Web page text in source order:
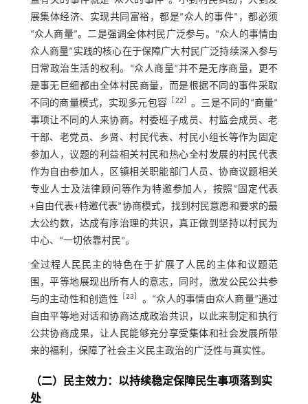
展集体经济、实现共同富裕，都是“众人的事件”，都必须
“众人商量”。二是强调全体村民广泛参与。“众人的事情由
众人商量”实践的核心在于保障广大村民广泛持续深入参与
日常政治生活的权利。“众人商量”并不是无序商量，更不
是事无巨细都由全体村民商量，而是根据不同的事件采取
不同的商量模式，实现多元包容
22
。三是不同的“商量”
事项让不同的人来协商。村委班子成员、村监会成员、老
干部、老党员、乡贤、村民代表、村民小组长等作为固定
参加人，议题的利益相关村民和热心全村发展的村民代表
作为自由参加人，区镇相关职能部门人员、协商议题相关
专业人士及法律顾问等作为特邀参加人，按照“固定代表
+自由代表+特邀代表”协商模式，找到村民意愿和要求的最
大公约数，达成有序治理的共识，真正做到坚持以村民为
中心、“一切依靠村民”。
全过程人民民主的特色在于扩展了人民的主体和议题范
围，平等地展现出所有人的意志，同时，激发公民公共参
与的主动性和创造性 ［23
。“众人的事情由众人商量”通过
自由平等地对话和协商达成政治共识，以此来制定和执行
公共协商成果，让人民能够充分享受集体和社会发展所带
来的福利，保障了社会主义民主政治的广泛性与真实性。
（二）民主效力：以持续稳定保障民生事项落到实
处